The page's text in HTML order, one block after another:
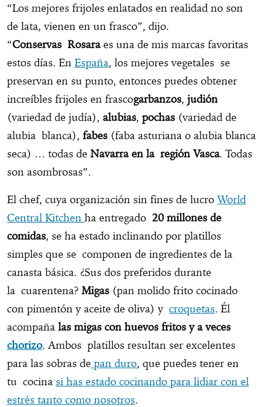
“Los mejores frijoles enlatados en realidad no son
de lata, vienen en un frasco”, dijo.
“Conservas Rosaraes una de mis marcas favoritas
estos días. En España, los mejores vegetales se
preservan en su punto, entonces puedes obtener
increíbles frijoles en frascogarbanzos, judión
(variedad de judía), alubias, pochas (variedad de
alubia blanca), fabes (faba asturiana o alubia blanca
seca) … todas de Navarra en la región Vasca. Todas
son asombrosas”.
El chef, cuya organización sin fines de lucro World
Central Kitchen ha entregado 20 millones de
comidas, se ha estado inclinando por platillos
simples que se componen de ingredientes de la
canasta básica. ¿Sus dos preferidos durante
la cuarentena? Migas (pan molido frito cocinado
con pimentón y aceite de oliva) y croquetas. Él
acompaña las migas con huevos fritos y a veces
chorizo. Ambos platillos resultan ser excelentes
para las sobras de pan duro, que puedes tener en
tu cocina si has estado cocinando para lidiar con el
estrés tanto como nosotros.